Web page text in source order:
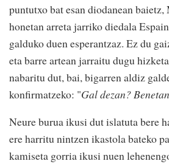
puntutxo bat esan diodanean
honetan arreta jarriko diedala
galduko duen esperantzaz. Ez du
eta barre artean jarraitu dugu
nabaritu dut, bai, bigarren aldiz
konfirmatzeko: "Gal dezan?
Neure burua ikusi dut islatuta bere
ere harritu nintzen ikastola bateko
kamiseta gorria ikusi nuen